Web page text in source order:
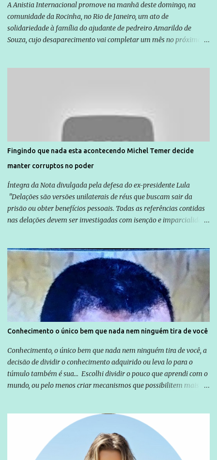
A Anistia Internacional promove na manhã deste domingo, na
comunidade da Rocinha, no Rio de Janeiro, um ato de
solidariedade à família do ajudante de pedreiro Amarildo de
Souza, cujo desaparecimento vai completar um mês no próximo
são vítimas de violência, estão em situação de risco ou têm seus
direitos violados. Leia mais: Anistia Internacional cobra do Brasil
solução do caso Amarildo - Terra Brasil
Fingindo que nada esta acontecendo Michel Temer decide
manter corruptos no poder
Íntegra da Nota divulgada pela defesa do ex-presidente Lula
"Delações são versões unilaterais de réus que buscam sair da
prisão ou obter benefícios pessoais. Todas as referências contidas
nas delações devem ser investigadas com isenção e imparcialidade
Globo manteve com o Grupo Odebrecht, citada na delação de
Emílio Odebrecht. Lula sempre atuou para promover o Brasil no
exterior, e não para promover determinadas empresas ou
empresários" Assina a nota o advogado Cristiano Zanin Martins
Conhecimento o único bem que nada nem ninguém tira de você
Conhecimento, o único bem que nada nem ninguém tira de você, a
decisão de dividir o conhecimento adquirido ou leva lo para o
túmulo também é sua... Escolhi dividir o pouco que aprendi com o
mundo, ou pelo menos criar mecanismos que possibilitem mais e
empreendedor da comunicação, que além de informação
cotidiana, corriqueira e cada vez mais preocupantes, do tipo que
você já esta acostumado a ver neste espaço, vou trabalhar a ideia
que possibilite distribuir não só informações, mas que gere de